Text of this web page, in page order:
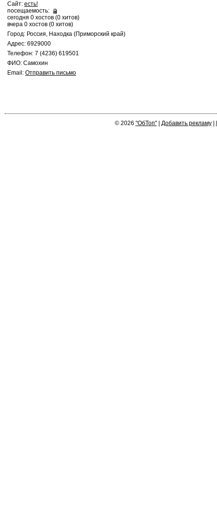
Сайт: есть!
посещаемость:
сегодня 0 хостов (0 хитов)
вчера 0 хостов (0 хитов)
Город: Россия, Находка (Приморский край)
Адрес: 6929000
Телефон: 7 (4236) 619501
ФИО: Самохин
Email: Отправить письмо
© 2026 "ОбТоп"| Добавить рекламу|